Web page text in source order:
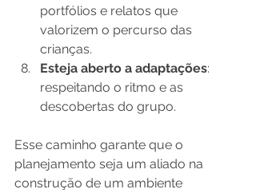
portfólios e relatos que
valorizem o percurso das
crianças.
Esteja aberto a adaptações:
respeitando o ritmo e as
descobertas do grupo.
Esse caminho garante que o
planejamento seja um aliado na
construção de um ambiente